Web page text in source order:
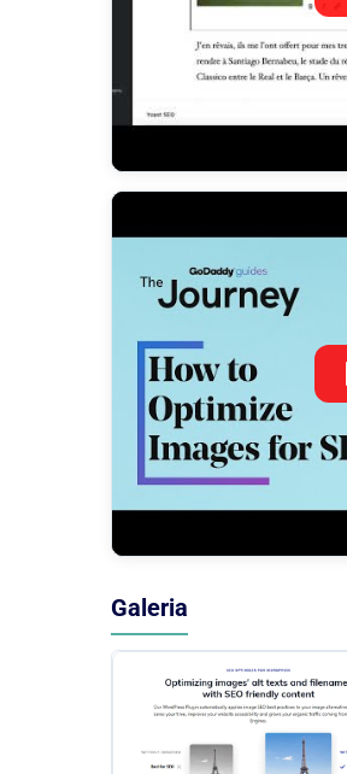
Galeria